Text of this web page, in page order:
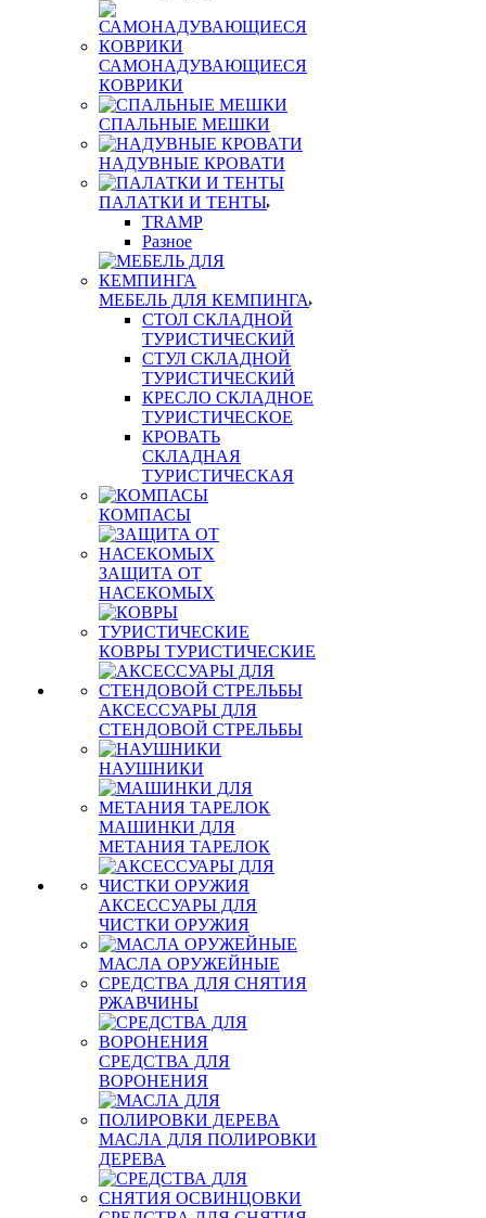
САМОНАДУВАЮЩИЕСЯ
КОВРИКИ
СПАЛЬНЫЕ МЕШКИ
НАДУВНЫЕ КРОВАТИ
ПАЛАТКИ И ТЕНТЫ
TRAMP
Разное
МЕБЕЛЬ ДЛЯ КЕМПИНГА
СТОЛ СКЛАДНОЙ
ТУРИСТИЧЕСКИЙ
СТУЛ СКЛАДНОЙ
ТУРИСТИЧЕСКИЙ
КРЕСЛО СКЛАДНОЕ
ТУРИСТИЧЕСКОЕ
КРОВАТЬ
СКЛАДНАЯ
ТУРИСТИЧЕСКАЯ
КОМПАСЫ
ЗАЩИТА ОТ
НАСЕКОМЫХ
КОВРЫ ТУРИСТИЧЕСКИЕ
АКСЕССУАРЫ ДЛЯ
СТЕНДОВОЙ СТРЕЛЬБЫ
НАУШНИКИ
МАШИНКИ ДЛЯ
МЕТАНИЯ ТАРЕЛОК
АКСЕССУАРЫ ДЛЯ
ЧИСТКИ ОРУЖИЯ
МАСЛА ОРУЖЕЙНЫЕ
СРЕДСТВА ДЛЯ СНЯТИЯ
РЖАВЧИНЫ
СРЕДСТВА ДЛЯ
ВОРОНЕНИЯ
МАСЛА ДЛЯ ПОЛИРОВКИ
ДЕРЕВА